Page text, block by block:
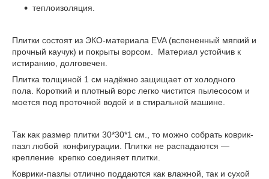
теплоизоляция.
Плитки состоят из ЭКО-материала EVA (вспененный мягкий и
прочный каучук) и покрыты ворсом. Материал устойчив к
истиранию, долговечен.
Плитка толщиной 1 см надёжно защищает от холодного
пола. Короткий и плотный ворс легко чистится пылесосом и
моется под проточной водой и в стиральной машине.
Так как размер плитки 30*30*1 см., то можно собрать коврик-
пазл любой конфигурации. Плитки не распадаются —
крепление крепко соединяет плитки.
Коврики-пазлы отлично поддаются как влажной, так и сухой